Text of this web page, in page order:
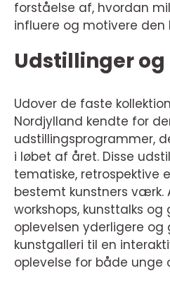
forståelse af, hvordan
influere og motivere den
Udstillinger
Udover de faste
Nordjylland kendte for
udstillingsprogrammer,
i løbet af året. Disse
tematiske, retrospektive
bestemt kunstners værk.
workshops, kunsttalks
oplevelsen yderligere og
kunstgalleri til en
oplevelse for både unge